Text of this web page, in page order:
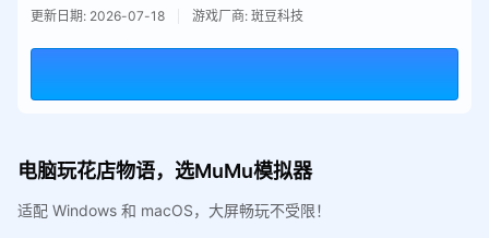
更新日期: 2026-07-18 游戏厂商: 斑豆科技
电脑玩花店物语，选MuMu模拟器
适配 Windows 和 macOS，大屏畅玩不受限！